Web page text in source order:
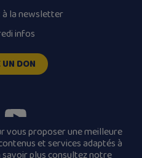
la newsletter
infos
UN DON
vous proposer une meilleure
et services adaptés à